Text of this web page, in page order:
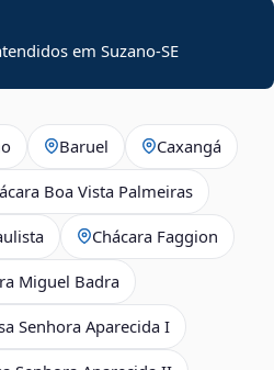
emSuzano-SE
Baruel Caxangá
Boa Vista Palmeiras
Chácara Faggion
Miguel Badra
Senhora Aparecida I